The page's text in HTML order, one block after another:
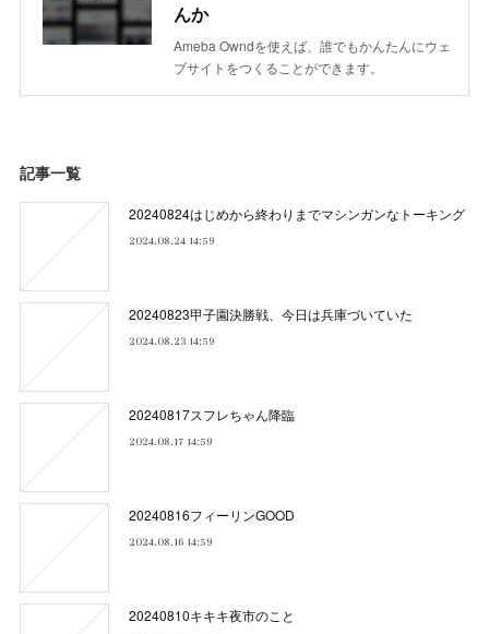
んか
Ameba Owndを使えば、誰でもかんたんにウェ
ブサイトをつくることができます。
記事一覧
20240824はじめから終わりまでマシンガンなトーキング
2024.08.24 14:59
20240823甲子園決勝戦、今日は兵庫づいていた
2024.08.23 14:59
20240817スフレちゃん降臨
2024.08.17 14:59
20240816フィーリンGOOD
2024.08.16 14:59
20240810キキキ夜市のこと